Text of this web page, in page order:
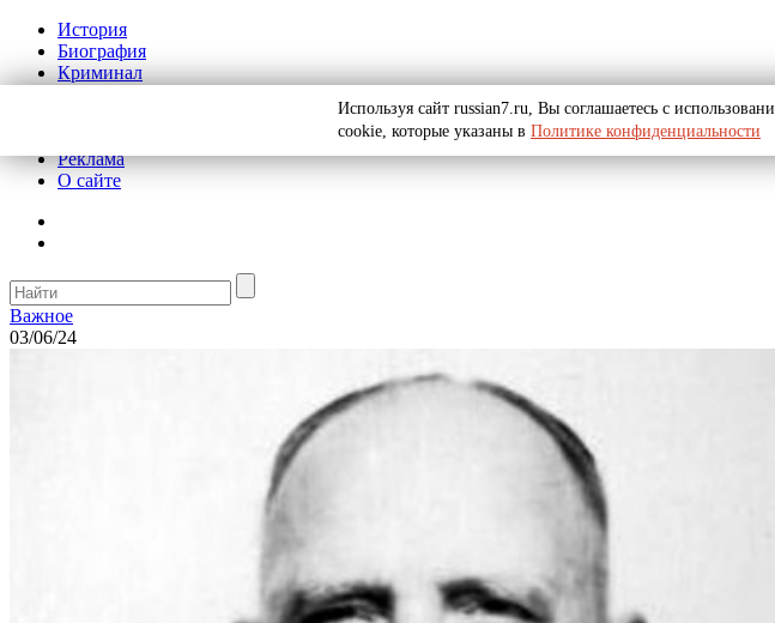
История
Биография
Криминал
Реклама
О сайте
Важное
03/06/24
Используя сайт russian7.ru, Вы соглашаетесь с
cookie, которые указаны в Политике конфиденциальности